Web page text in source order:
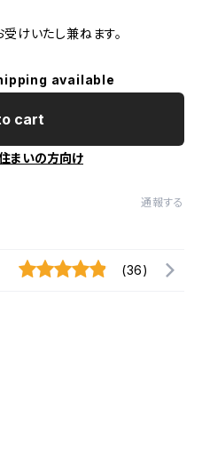
けいたし兼ねます。
available
cart
まいの方向け
通報する
(36)